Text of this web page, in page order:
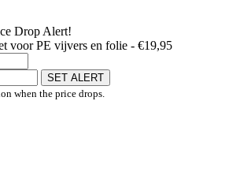
Drop Alert!
voor PE vijvers en folie - €19,95
SET ALERT
when the price drops.